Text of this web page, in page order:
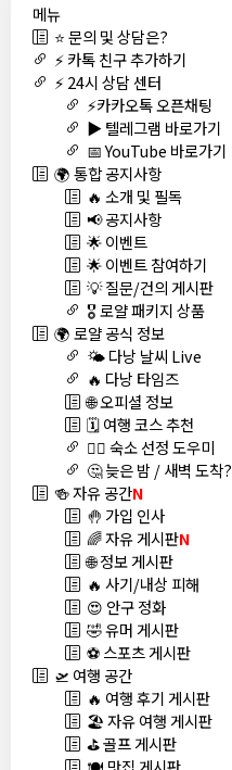
메뉴
⭐ 문의 및 상담은?
⚡ 카톡 친구 추가하기
⚡ 24시 상담 센터
⚡카카오톡 오픈채팅
▶️ 텔레그램 바로가기
📅 YouTube 바로가기
🌍 통합 공지사항
🔥 소개 및 필독
📢 공지사항
🌟 이벤트
🌟 이벤트 참여하기
💡 질문/건의 게시판
🎖️ 로얄 패키지 상품
🌍 로얄 공식 정보
🌤️ 다낭 날씨 Live
🔥 다낭 타임즈
🌐 오피셜 정보
🗓️ 여행 코스 추천
🏊‍♀️ 숙소 선정 도우미
🤔 늦은 밤 / 새벽 도착?
🍻 자유 공간N
🤚 가입 인사
🌈 자유 게시판N
🌐 정보 게시판
🔥 사기/내상 피해
😍 안구 정화
🤣 유머 게시판
⚽ 스포츠 게시판
🛫 여행 공간
🔥 여행 후기 게시판
🏖️ 자유 여행 게시판
⛳ 골프 게시판